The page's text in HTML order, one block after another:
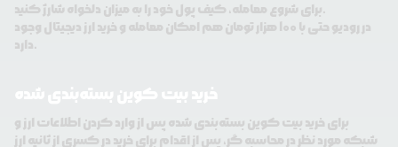
برای شروع معامله، کیف پول خود را به میزان دلخواه شارژ کنید.
در رودیو حتی با 100 هزار تومان هم امکان معامله و خرید ارز دیجیتال وجود
دارد.
برای خرید بیت کوین بسته‌بندی شده پس از وارد کردن اطلاعات ارز و
شبکه مورد نظر در محاسبه گر، پس از اقدام برای خرید در کسری از ثانیه ارز